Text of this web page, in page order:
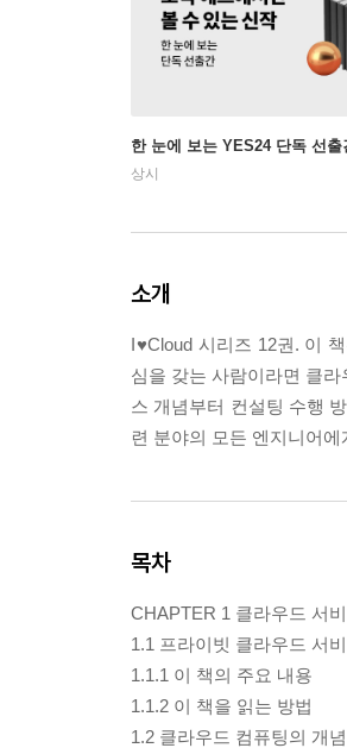
한 눈에 보는 YES24 단독 선출
상시
소개
I♥Cloud 시리즈 12권. 이
심을 갖는 사람이라면 클
스 개념부터 컨설팅 수행
련 분야의 모든 엔지니어에
목차
CHAPTER 1 클라우드 서
1.1 프라이빗 클라우드 서
1.1.1 이 책의 주요 내용
1.1.2 이 책을 읽는 방법
1.2 클라우드 컴퓨팅의 개념